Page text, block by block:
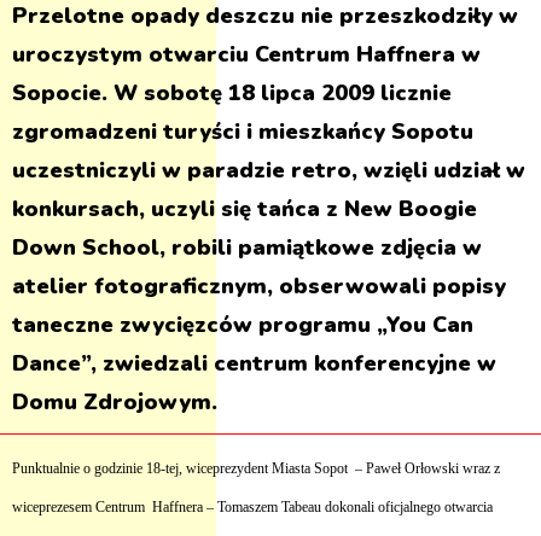
Przelotne opady deszczu nie przeszkodziły w
uroczystym otwarciu Centrum Haffnera w
Sopocie. W sobotę 18 lipca 2009 licznie
zgromadzeni turyści i mieszkańcy Sopotu
uczestniczyli w paradzie retro, wzięli udział w
konkursach, uczyli się tańca z New Boogie
Down School, robili pamiątkowe zdjęcia w
atelier fotograficznym, obserwowali popisy
taneczne zwycięzców programu „You Can
Dance”, zwiedzali centrum konferencyjne w
Domu Zdrojowym.
Punktualnie o godzinie 18-tej, wiceprezydent Miasta Sopot – Paweł Orłowski wraz z
wiceprezesem Centrum Haffnera – Tomaszem Tabeau dokonali oficjalnego otwarcia